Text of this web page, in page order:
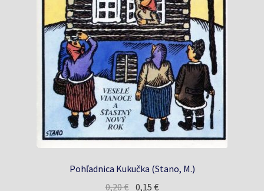
Pohľadnica Kukučka (Stano, M.)
0,20€ Pôvodná
0,15€Aktuálna